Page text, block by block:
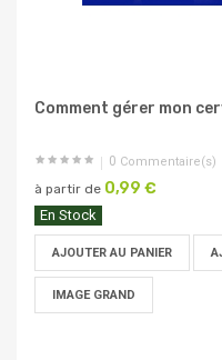
Comment gérer mon
0 Commentaire(s)
à partir de 0,99 €
En Stock
AJOUTER AU PANIER
IMAGE GRAND